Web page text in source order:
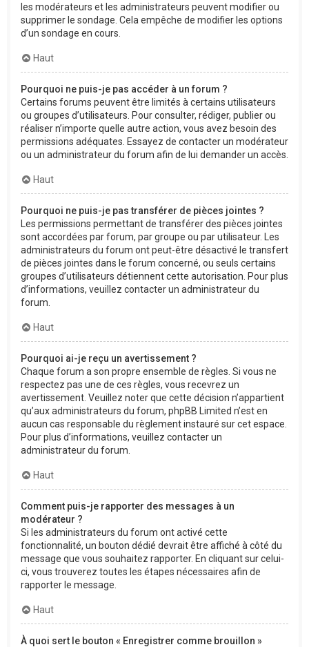
les modérateurs et les administrateurs peuvent modifier ou
supprimer le sondage. Cela empêche de modifier les options
d’un sondage en cours.
Haut
Pourquoi ne puis-je pas accéder à un forum ?
Certains forums peuvent être limités à certains utilisateurs
ou groupes d’utilisateurs. Pour consulter, rédiger, publier ou
réaliser n’importe quelle autre action, vous avez besoin des
permissions adéquates. Essayez de contacter un modérateur
ou un administrateur du forum afin de lui demander un accès.
Haut
Pourquoi ne puis-je pas transférer de pièces jointes ?
Les permissions permettant de transférer des pièces jointes
sont accordées par forum, par groupe ou par utilisateur. Les
administrateurs du forum ont peut-être désactivé le transfert
de pièces jointes dans le forum concerné, ou seuls certains
groupes d’utilisateurs détiennent cette autorisation. Pour plus
d’informations, veuillez contacter un administrateur du
forum.
Haut
Pourquoi ai-je reçu un avertissement ?
Chaque forum a son propre ensemble de règles. Si vous ne
respectez pas une de ces règles, vous recevrez un
avertissement. Veuillez noter que cette décision n’appartient
qu’aux administrateurs du forum, phpBB Limited n’est en
aucun cas responsable du règlement instauré sur cet espace.
Pour plus d’informations, veuillez contacter un
administrateur du forum.
Haut
Comment puis-je rapporter des messages à un
modérateur ?
Si les administrateurs du forum ont activé cette
fonctionnalité, un bouton dédié devrait être affiché à côté du
message que vous souhaitez rapporter. En cliquant sur celui-
ci, vous trouverez toutes les étapes nécessaires afin de
rapporter le message.
Haut
À quoi sert le bouton « Enregistrer comme brouillon »